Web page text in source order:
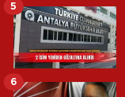
5
6